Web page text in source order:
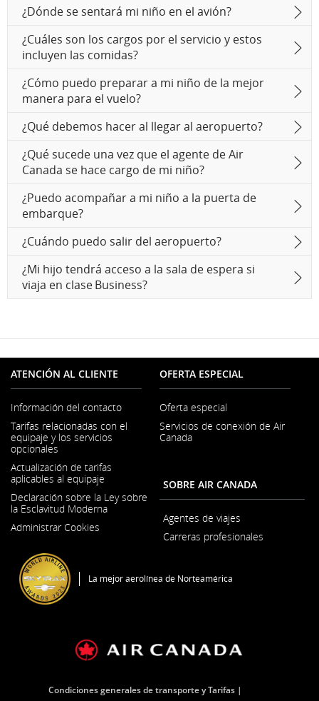
¿Dónde se sentará mi niño en el avión?
¿Cuáles son los cargos por el servicio y estos
incluyen las comidas?
¿Cómo puedo preparar a mi niño de la mejor
manera para el vuelo?
¿Qué debemos hacer al llegar al aeropuerto?
¿Qué sucede una vez que el agente de Air
Canada se hace cargo de mi niño?
¿Puedo acompañar a mi niño a la puerta de
embarque?
¿Cuándo puedo salir del aeropuerto?
¿Mi hijo tendrá acceso a la sala de espera si
viaja en clase Business?
ATENCIÓN AL CLIENTE
Información del contacto
abre
Tarifas relacionadas con el
equipaje y los servicios
opcionales
Actualización de tarifas
aplicables al equipaje
Declaración sobre la Ley sobre
la Esclavitud Moderna
nueva
Administrar Cookies
OFERTA ESPECIAL
Oferta especial
Servicios de conexión de Air
Canada
SOBRE AIR CANADA
Agentes de viajes
Carreras profesionales
La mejor aerolínea de Norteamérica
Condiciones generales de transporte y Tarifas